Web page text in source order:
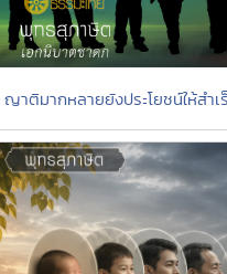
ติมากหลายยังประโยชน์ให้สำเ